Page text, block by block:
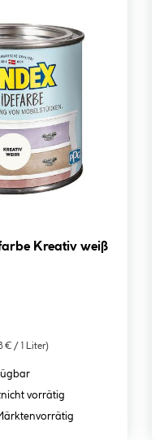
Kreativ weiß
€ / 1 Liter)
nicht vorrätig
vorrätig